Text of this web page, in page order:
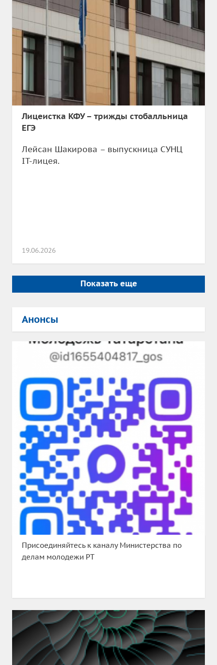
Лицеистка КФУ – трижды стобалльница
ЕГЭ
Лейсан Шакирова – выпускница СУНЦ
IT-лицея.
19.06.2026
Показать еще
Анонсы
Присоединяйтесь к каналу Министерства по
делам молодежи РТ